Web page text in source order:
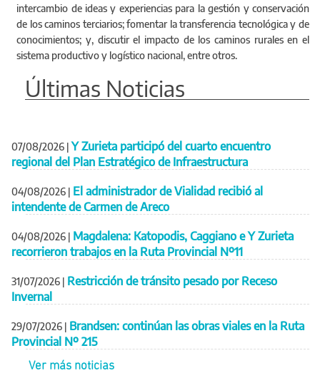
intercambio de ideas y experiencias para la gestión y conservación
de los caminos terciarios; fomentar la transferencia tecnológica y de
conocimientos; y, discutir el impacto de los caminos rurales en el
sistema productivo y logístico nacional, entre otros.
Últimas Noticias
07/08/2026 | Y Zurieta participó del cuarto encuentro
regional del Plan Estratégico de Infraestructura
04/08/2026 | El administrador de Vialidad recibió al
intendente de Carmen de Areco
04/08/2026 | Magdalena: Katopodis, Caggiano e Y Zurieta
recorrieron trabajos en la Ruta Provincial Nº11
31/07/2026 | Restricción de tránsito pesado por Receso
Invernal
29/07/2026 | Brandsen: continúan las obras viales en la Ruta
Provincial Nº 215
Ver más noticias